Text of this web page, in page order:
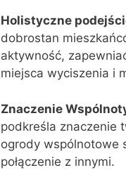
Holistyczne
dobrostan
aktywność,
miejsca wyciszenia i
Znaczenie
podkreśla znaczenie
ogrody wspólnotowe
połączenie z innymi.